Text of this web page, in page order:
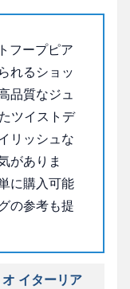
フープピア
れるショッ
品質なジュ
ツイストデ
リッシュな
がありま
に購入可能
の参考も提
イターリア